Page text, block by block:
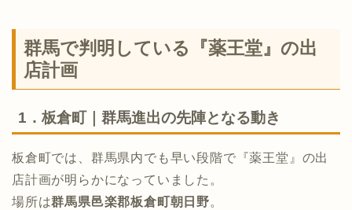
群馬で判明している『薬王堂』の出
店計画
1．板倉町｜群馬進出の先陣となる動き
板倉町では、群馬県内でも早い段階で『薬王堂』の出
店計画が明らかになっていました。
場所は群馬県邑楽郡板倉町朝日野。